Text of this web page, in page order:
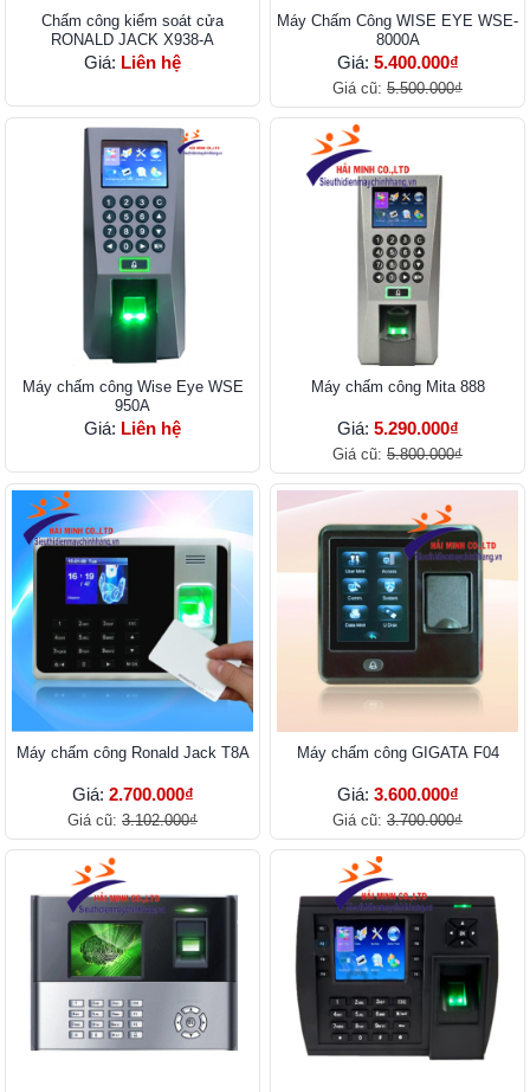
Chấm công kiểm soát cửa
RONALD JACK X938-A
Giá: Liên hệ
Máy Chấm Công WISE EYE WSE-
8000A
Giá: 5.400.000₫
Giá cũ: 5.500.000₫
Máy chấm công Wise Eye WSE
950A
Giá: Liên hệ
Máy chấm công Mita 888
Giá: 5.290.000₫
Giá cũ: 5.800.000₫
Máy chấm công Ronald Jack T8A
Giá: 2.700.000₫
Giá cũ: 3.102.000₫
Máy chấm công GIGATA F04
Giá: 3.600.000₫
Giá cũ: 3.700.000₫